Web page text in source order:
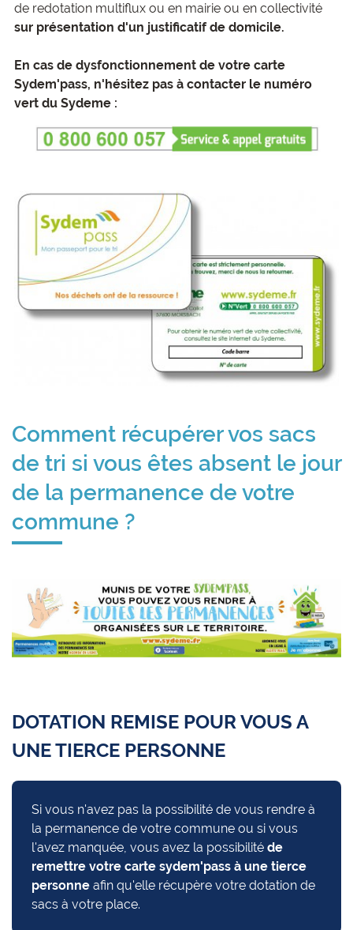
de redotation multiflux ou en mairie ou en collectivité
sur présentation d'un justificatif de domicile.
En cas de dysfonctionnement de votre carte
Sydem'pass, n'hésitez pas à contacter le numéro
vert du Sydeme :
Comment récupérer vos sacs
de tri si vous êtes absent le jour
de la permanence de votre
commune ?
DOTATION REMISE POUR VOUS A
UNE TIERCE PERSONNE
Si vous n'avez pas la possibilité de vous rendre à
la permanence de votre commune ou si vous
l'avez manquée, vous avez la possibilité de
remettre votre carte sydem'pass à une tierce
personne afin qu'elle récupère votre dotation de
sacs à votre place.